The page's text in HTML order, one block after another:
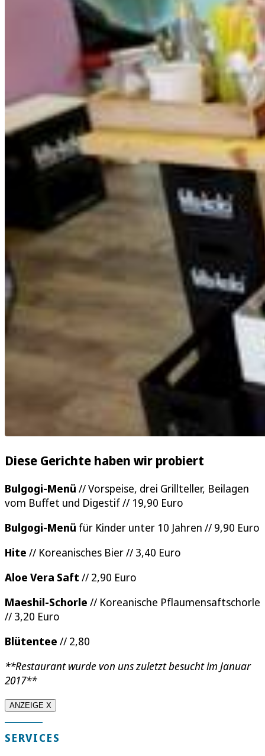
Diese Gerichte haben wir probiert
Bulgogi-Menü // Vorspeise, drei Grillteller, Beilagen
vom Buffet und Digestif // 19,90 Euro
Bulgogi-Menü für Kinder unter 10 Jahren // 9,90 Euro
Hite // Koreanisches Bier // 3,40 Euro
Aloe Vera Saft // 2,90 Euro
Maeshil-Schorle // Koreanische Pflaumensaftschorle
// 3,20 Euro
Blütentee // 2,80
**Restaurant wurde von uns zuletzt besucht im Januar
2017**
ANZEIGE X
SERVICES